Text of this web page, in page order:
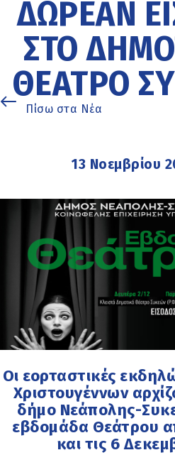
ΔΩΡΕΆΝ
ΣΤΟ
ΘΈΑΤΡΟ
Πίσω στα Νέα
13 Νοεμβρίου
Οι εορταστικές
Χριστουγέννων
δήμο Νεάπολης-
εβδομάδα Θεάτρου
και τις 6